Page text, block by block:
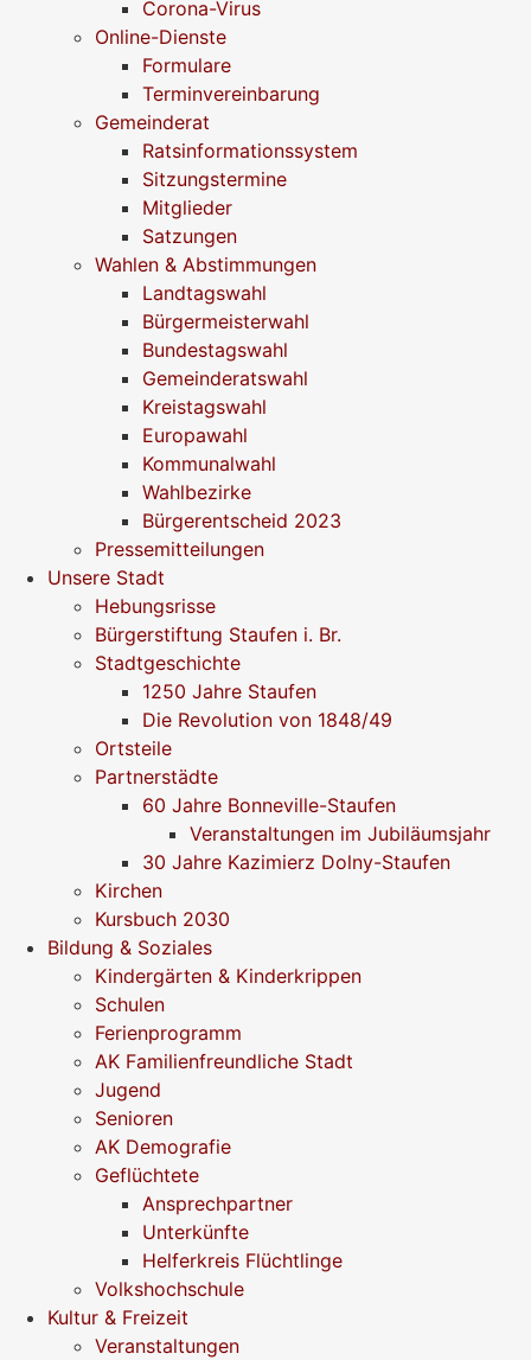
Corona-Virus
Online-Dienste
Formulare
Terminvereinbarung
Gemeinderat
Ratsinformationssystem
Sitzungstermine
Mitglieder
Satzungen
Wahlen & Abstimmungen
Landtagswahl
Bürgermeisterwahl
Bundestagswahl
Gemeinderatswahl
Kreistagswahl
Europawahl
Kommunalwahl
Wahlbezirke
Bürgerentscheid 2023
Pressemitteilungen
Unsere Stadt
Hebungsrisse
Bürgerstiftung Staufen i. Br.
Stadtgeschichte
1250 Jahre Staufen
Die Revolution von 1848/49
Ortsteile
Partnerstädte
60 Jahre Bonneville-Staufen
Veranstaltungen im Jubiläumsjahr
30 Jahre Kazimierz Dolny-Staufen
Kirchen
Kursbuch 2030
Bildung & Soziales
Kindergärten & Kinderkrippen
Schulen
Ferienprogramm
AK Familienfreundliche Stadt
Jugend
Senioren
AK Demografie
Geflüchtete
Ansprechpartner
Unterkünfte
Helferkreis Flüchtlinge
Volkshochschule
Kultur & Freizeit
Veranstaltungen